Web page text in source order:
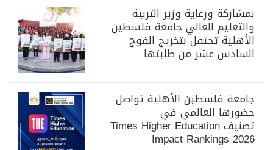
بمشاركة ورعاية وزير التربية
والتعليم العالي جامعة فلسطين
الأهلية تحتفل بتخريج الفوج
السادس عشر من طلبتها
جامعة فلسطين الأهلية تواصل
حضورها العالمي في
تصنيف Times Higher Education
Impact Rankings 2026